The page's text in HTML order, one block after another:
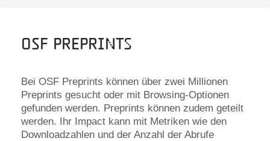
OSF Preprints
Bei OSF Preprints können über zwei Millionen
Preprints gesucht oder mit Browsing-Optionen
gefunden werden. Preprints können zudem geteilt
werden. Ihr Impact kann mit Metriken wie den
Downloadzahlen und der Anzahl der Abrufe